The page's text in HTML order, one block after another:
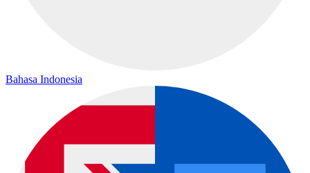
Bahasa Indonesia